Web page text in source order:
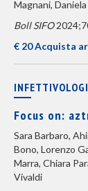
Magnani, Daniela
Boll SIFO
€ 20 Acquista
Focus on:
Sara Barbaro,
Bono, Lorenzo
Marra, Chiara
Vivaldi